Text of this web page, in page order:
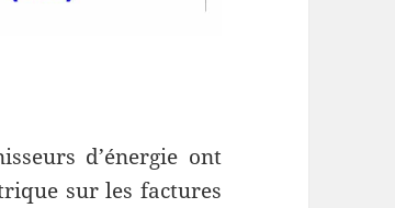
d’énergie ont
sur les factures